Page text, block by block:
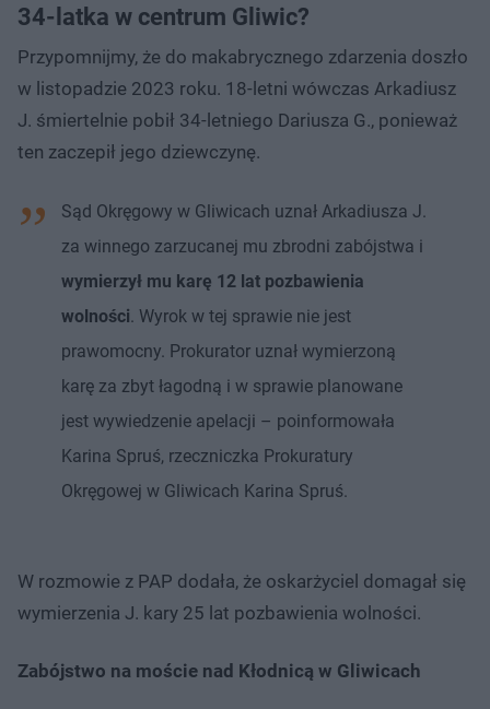
34-latka w centrum Gliwic?
Przypomnijmy, że do makabrycznego zdarzenia doszło
w listopadzie 2023 roku. 18-letni wówczas Arkadiusz
J. śmiertelnie pobił 34-letniego Dariusza G., ponieważ
ten zaczepił jego dziewczynę.
Sąd Okręgowy w Gliwicach uznał Arkadiusza J.
za winnego zarzucanej mu zbrodni zabójstwa i
wymierzył mu karę 12 lat pozbawienia
wolności. Wyrok w tej sprawie nie jest
prawomocny. Prokurator uznał wymierzoną
karę za zbyt łagodną i w sprawie planowane
jest wywiedzenie apelacji – poinformowała
Karina Spruś, rzeczniczka Prokuratury
Okręgowej w Gliwicach Karina Spruś.
W rozmowie z PAP dodała, że oskarżyciel domagał się
wymierzenia J. kary 25 lat pozbawienia wolności.
Zabójstwo na moście nad Kłodnicą w Gliwicach